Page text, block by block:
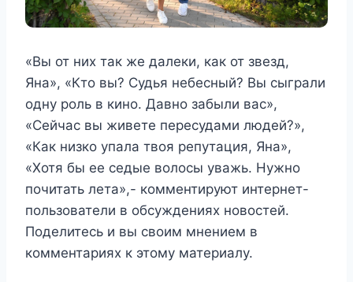
«Вы от них так же далеки, как от звезд,
Яна», «Кто вы? Судья небесный? Вы сыграли
одну роль в кино. Давно забыли вас»,
«Сейчас вы живете пересудами людей?»,
«Как низко упала твоя репутация, Яна»,
«Хотя бы ее седые волосы уважь. Нужно
почитать лета»,- комментируют интернет-
пользователи в обсуждениях новостей.
Поделитесь и вы своим мнением в
комментариях к этому материалу.